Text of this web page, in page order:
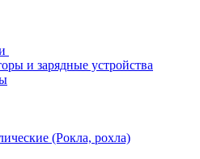
и зарядные устройства
(Рокла, рохла)